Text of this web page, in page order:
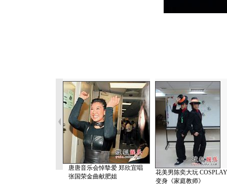
唐唐音乐会悼摰爱 郑欣宜唱
张国荣金曲献肥姐
花美男陈奕大玩 COSPLAY
变身《家庭教师》